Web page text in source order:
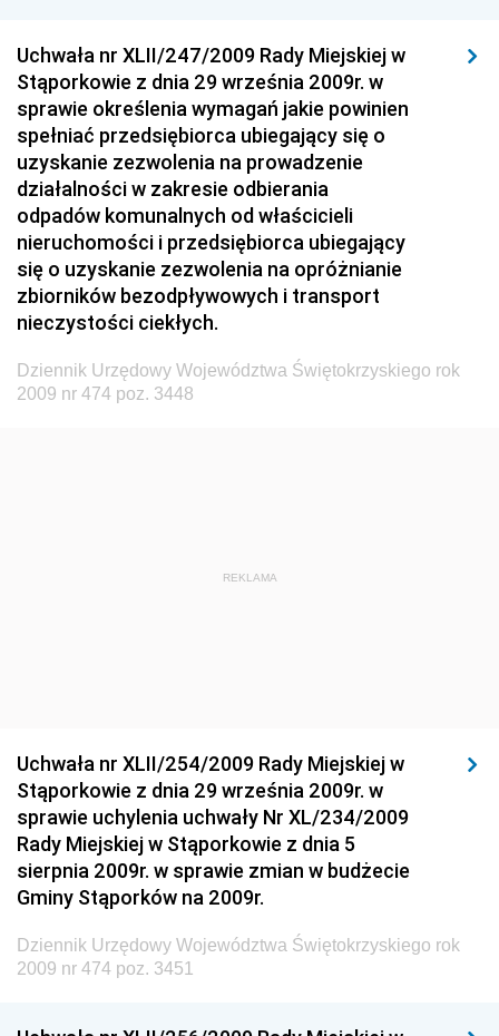
Dziennik Urzędowy Ministerstwa Hutnictwa i
Przemysłu Maszynowego
Dziennik Urzędowy Ministerstwa Zdrowia i Opieki
Społecznej
Dziennik Urzędowy Ministerstwa Rolnictwa, Leśnictwa
i Gospodarki Żywnościowej
Dziennik Urzędowy Ministra Spraw Wewnętrznych
Dziennik Urzędowy Ministra Transportu, Budownictwa
i Gospodarki Morskiej
Dziennik Urzędowy Ministra Administracji i Cyfryzacji
Dziennik Urzędowy Głównego Inspektora Ochrony
Dziennik Urzędowy Ministra Budownictwa i Przemysłu
Środowiska
Dziennik Urzędowy Ministerstwa Administracji,
Gospodarki Terenowej i Ochrony Środowiska
Dziennik Urzędowy Ministerstwa Administracji i
Gospodarki Przestrzennej
Dziennik Urzędowy Unii Europejskiej, L
Dziennik Urzędowy Ministerstwa Komunikacji
Uchwała nr XLII/247/2009 Rady Miejskiej w
Stąporkowie z dnia 29 września 2009r. w
sprawie określenia wymagań jakie powinien
spełniać przedsiębiorca ubiegający się o
uzyskanie zezwolenia na prowadzenie
działalności w zakresie odbierania
odpadów komunalnych od właścicieli
nieruchomości i przedsiębiorca ubiegający
się o uzyskanie zezwolenia na opróżnianie
zbiorników bezodpływowych i transport
nieczystości ciekłych.
Dziennik Urzędowy Województwa Świętokrzyskiego rok
2009 nr 474 poz. 3448
REKLAMA
Uchwała nr XLII/254/2009 Rady Miejskiej w
Stąporkowie z dnia 29 września 2009r. w
sprawie uchylenia uchwały Nr XL/234/2009
Rady Miejskiej w Stąporkowie z dnia 5
sierpnia 2009r. w sprawie zmian w budżecie
Gminy Stąporków na 2009r.
Dziennik Urzędowy Województwa Świętokrzyskiego rok
2009 nr 474 poz. 3451